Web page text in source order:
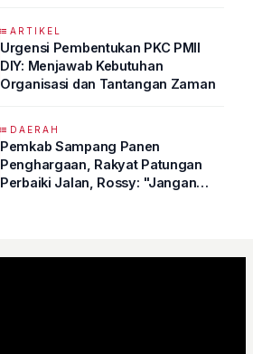
ARTIKEL
Urgensi Pembentukan PKC PMII
DIY: Menjawab Kebutuhan
Organisasi dan Tantangan Zaman
DAERAH
Pemkab Sampang Panen
Penghargaan, Rakyat Patungan
Perbaiki Jalan, Rossy: "Jangan